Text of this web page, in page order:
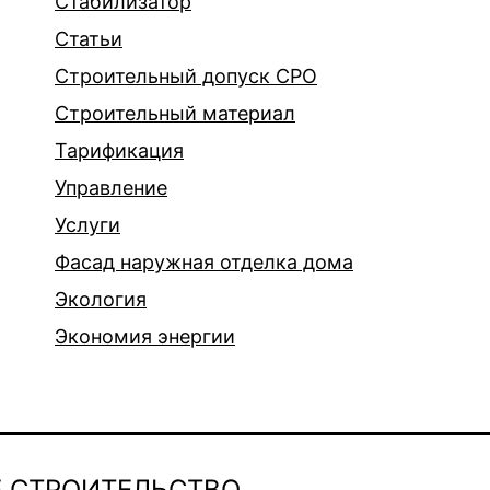
Статьи
Строительный допуск СРО
Строительный материал
Тарификация
Управление
Услуги
Фасад наружная отделка дома
Экология
Экономия энергии